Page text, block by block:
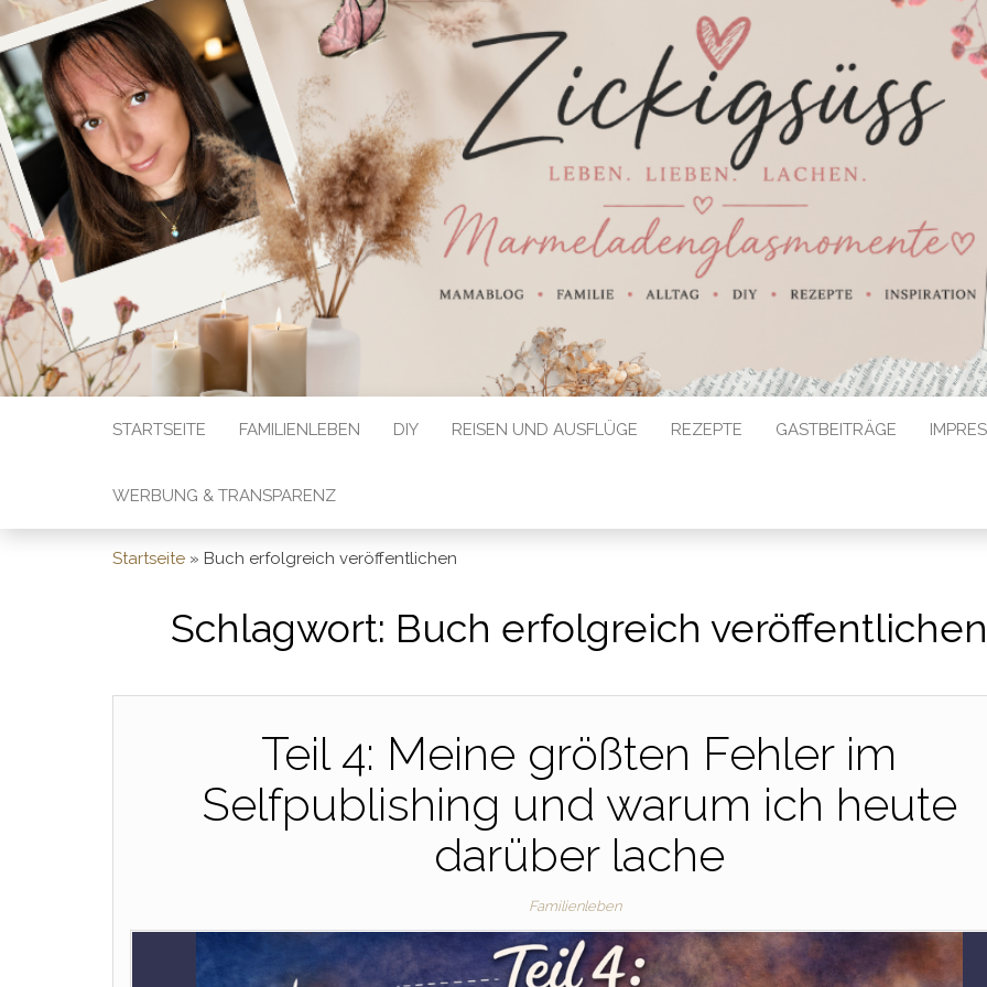
STARTSEITE FAMILIENLEBEN DIY REISEN UND AUSFLÜGE REZEPTE GASTBEITRÄGE
WERBUNG & TRANSPARENZ
Startseite » Buch erfolgreich veröffentlichen
Schlagwort: Buch erfolgreich veröffentlichen
Teil 4: Meine größten Fehler im
Selfpublishing und warum ich heute
darüber lache
Familienleben